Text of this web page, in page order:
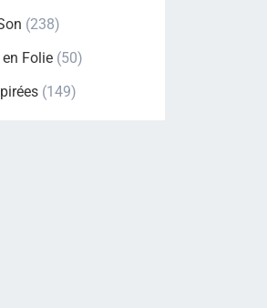
(238)
Folie (50)
(149)